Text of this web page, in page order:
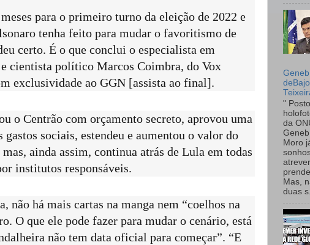
para o primeiro turno da eleição de 2022 e
tenha feito para mudar o favoritismo de
certo. É o que conclui o especialista em
cientista político Marcos Coimbra, do Vox
exclusividade ao GGN [assista ao final].
o Centrão com orçamento secreto, aprovou uma
gastos sociais, estendeu e aumentou o valor do
ainda assim, continua atrás de Lula em todas
institutos responsáveis.
não há mais cartas na manga nem “coelhos na
O que ele pode fazer para mudar o cenário, está
não tem data oficial para começar”. “E
"
da
Moro
Mas,
duas